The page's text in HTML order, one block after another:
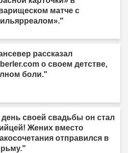
матче с
рассказал
о своем детстве,
боли."
своей свадьбы он стал
Жених вместо
отправился в